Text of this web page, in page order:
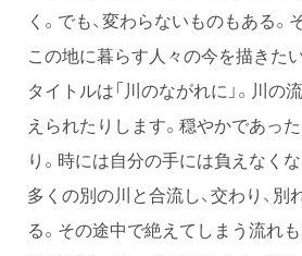
く。でも、変わらないものもある。
この地に暮らす人々の今を描きた
タイトルは「川のながれに」。川の
えられたりします。穏やかであっ
り。時には自分の手には負えなく
多くの別の川と合流し、交わり、別
る。その途中で絶えてしまう流れも